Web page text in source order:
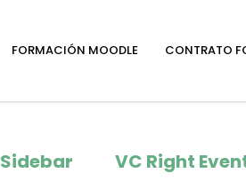
FORMACIÓN MOODLE CONTRATO
VC Right